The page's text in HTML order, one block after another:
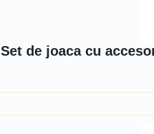
Set de joaca cu